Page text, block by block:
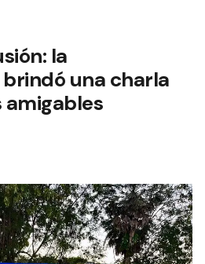
la
una charla